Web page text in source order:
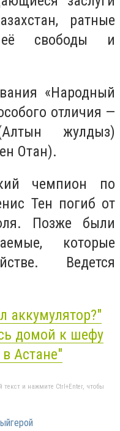
ратные
свободы и
«Народный
отличия —
жулдыз)
Отан).
чемпион по
Тен погиб от
Позже были
которые
Ведется
аккумулятор?"
домой к шефу
в Астане"
и нажмите Ctrl+Enter, чтобы